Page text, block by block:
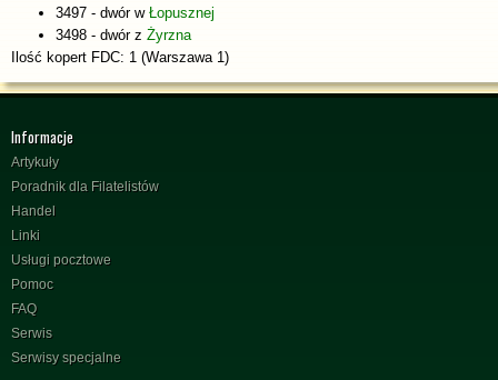
3497 - dwór w Łopusznej
3498 - dwór z Żyrzna
Ilość kopert FDC: 1 (Warszawa 1)
Informacje
Artykuły
Poradnik dla Filatelistów
Handel
Linki
Usługi pocztowe
Pomoc
FAQ
Serwis
Serwisy specjalne